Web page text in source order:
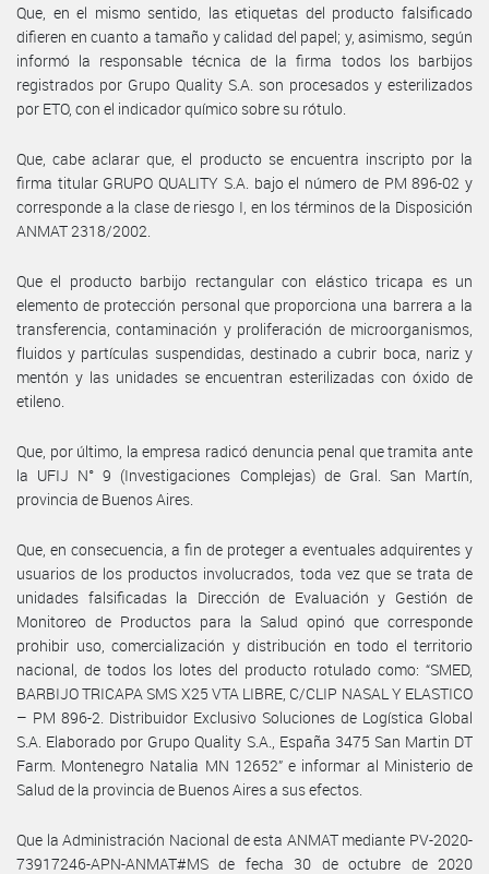
Que, en el mismo sentido, las etiquetas del producto falsificado
difieren en cuanto a tamaño y calidad del papel; y, asimismo, según
informó la responsable técnica de la firma todos los barbijos
registrados por Grupo Quality S.A. son procesados y esterilizados
por ETO, con el indicador químico sobre su rótulo.
Que, cabe aclarar que, el producto se encuentra inscripto por la
firma titular GRUPO QUALITY S.A. bajo el número de PM 896-02 y
corresponde a la clase de riesgo I, en los términos de la Disposición
ANMAT 2318/2002.
Que el producto barbijo rectangular con elástico tricapa es un
elemento de protección personal que proporciona una barrera a la
transferencia, contaminación y proliferación de microorganismos,
fluidos y partículas suspendidas, destinado a cubrir boca, nariz y
mentón y las unidades se encuentran esterilizadas con óxido de
etileno.
Que, por último, la empresa radicó denuncia penal que tramita ante
la UFIJ N° 9 (Investigaciones Complejas) de Gral. San Martín,
provincia de Buenos Aires.
Que, en consecuencia, a fin de proteger a eventuales adquirentes y
usuarios de los productos involucrados, toda vez que se trata de
unidades falsificadas la Dirección de Evaluación y Gestión de
Monitoreo de Productos para la Salud opinó que corresponde
prohibir uso, comercialización y distribución en todo el territorio
nacional, de todos los lotes del producto rotulado como: “SMED,
BARBIJO TRICAPA SMS X25 VTA LIBRE, C/CLIP NASAL Y ELASTICO
– PM 896-2. Distribuidor Exclusivo Soluciones de Logística Global
S.A. Elaborado por Grupo Quality S.A., España 3475 San Martin DT
Farm. Montenegro Natalia MN 12652” e informar al Ministerio de
Salud de la provincia de Buenos Aires a sus efectos.
Que la Administración Nacional de esta ANMAT mediante PV-2020-
73917246-APN-ANMAT#MS de fecha 30 de octubre de 2020